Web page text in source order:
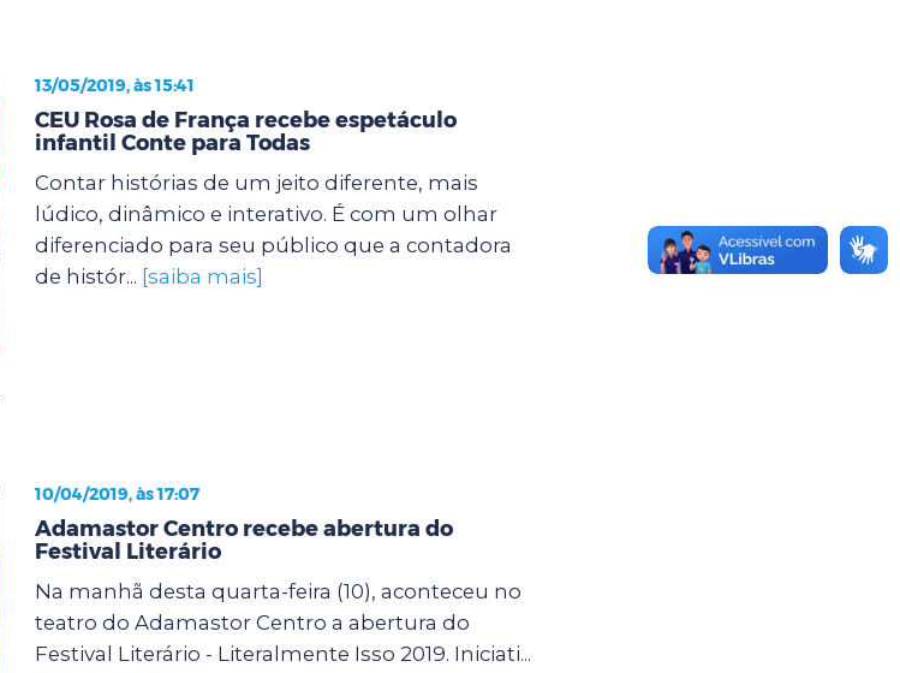
13/05/2019, às 15:41
CEU Rosa de França recebe espetáculo
infantil Conte para Todas
Contar histórias de um jeito diferente, mais
lúdico, dinâmico e interativo. É com um olhar
diferenciado para seu público que a contadora
de histór... [saiba mais]
10/04/2019, às 17:07
Adamastor Centro recebe abertura do
Festival Literário
Na manhã desta quarta-feira (10), aconteceu no
teatro do Adamastor Centro a abertura do
Festival Literário - Literalmente Isso 2019. Iniciati...